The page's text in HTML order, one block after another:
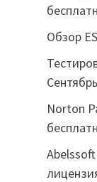
Обзор
Norton